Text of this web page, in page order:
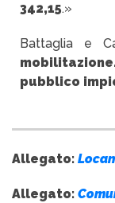
342,15.»
Battaglia e
pubblico
Allegato:
Allegato: